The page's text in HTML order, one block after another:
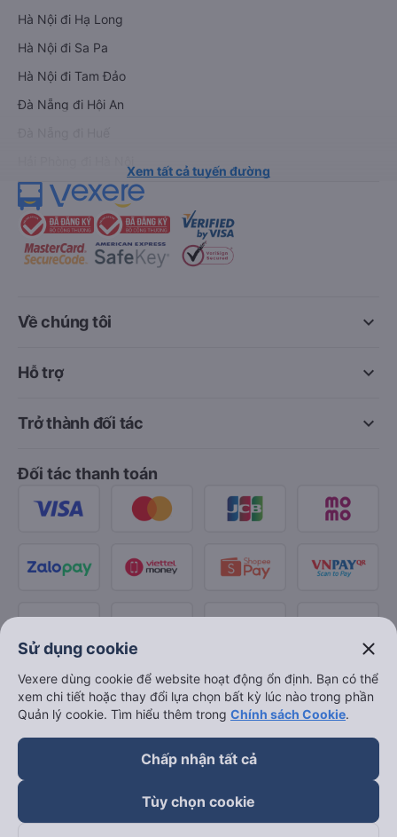
Hà Nội đi Hạ Long
Hà Nội đi Sa Pa
Hà Nội đi Tam Đảo
Đà Nẵng đi Hội An
Xem tất cả tuyến đường
keyboard_arrow_down
Về chúng tôi
keyboard_arrow_down
Hỗ trợ
keyboard_arrow_down
Trở thành đối tác
Đối tác thanh toán
Sử dụng cookie close
Vexere dùng cookie để website hoạt động ổn định. Bạn có thể
xem chi tiết hoặc thay đổi lựa chọn bất kỳ lúc nào trong phần
Quản lý cookie. Tìm hiểu thêm trong Chính sách Cookie.
Chấp nhận tất cả
Tùy chọn cookie